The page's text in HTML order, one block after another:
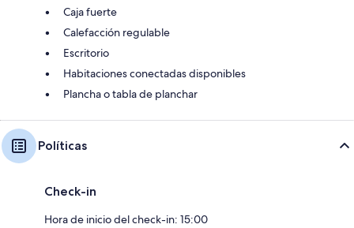
Caja fuerte
Calefacción regulable
Escritorio
Habitaciones conectadas disponibles
Plancha o tabla de planchar
Políticas
Check-in
Hora de inicio del check-in: 15:00